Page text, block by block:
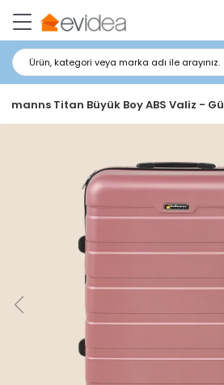
Ürün, kategori veya marka adı ile arayınız.
Titan Büyük Boy ABS Valiz -